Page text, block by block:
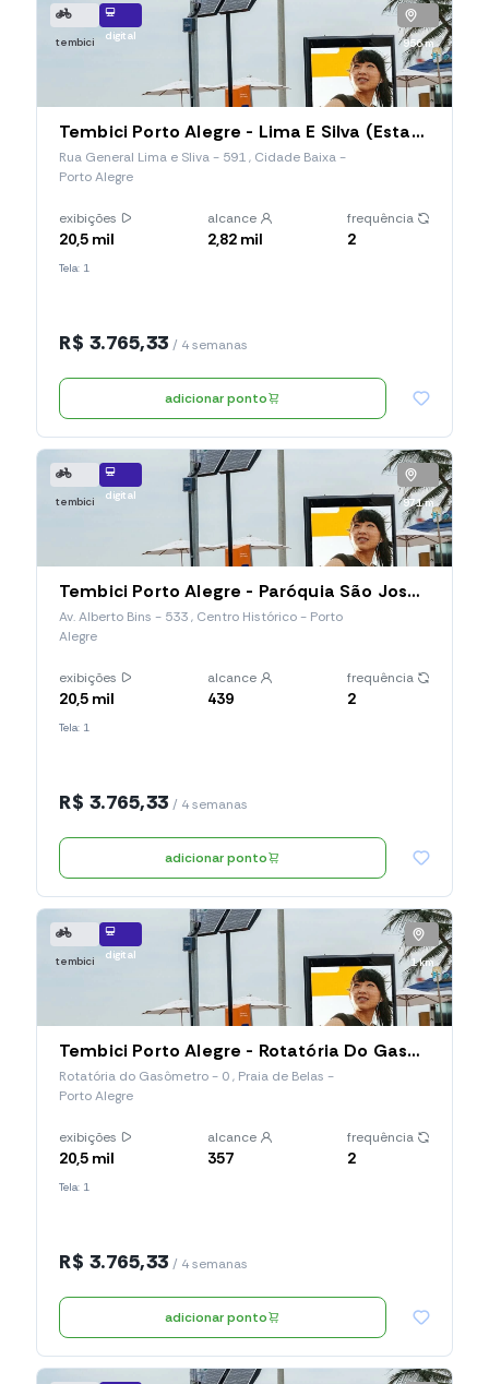
tembici digital
956 m
Tembici Porto Alegre - Lima E Silva (Estação 014), Rua General Lima E Sliva
Rua General Lima e Sliva - 591 , Cidade Baixa -
Porto Alegre
exibições
20,5 mil
alcance
2,82 mil
frequência
2
Tela: 1
R$ 3.765,33 / 4 semanas
adicionar ponto
tembici digital
971 m
Tembici Porto Alegre - Paróquia São José (Estação 097), Av. Alberto Bins
Av. Alberto Bins - 533 , Centro Histórico - Porto
Alegre
exibições
20,5 mil
alcance
439
frequência
2
Tela: 1
R$ 3.765,33 / 4 semanas
adicionar ponto
tembici digital
1 km
Tembici Porto Alegre - Rotatória Do Gasômetro (Estação 019), Rotatória Do Gasômetro
Rotatória do Gasômetro - 0 , Praia de Belas -
Porto Alegre
exibições
20,5 mil
alcance
357
frequência
2
Tela: 1
R$ 3.765,33 / 4 semanas
adicionar ponto